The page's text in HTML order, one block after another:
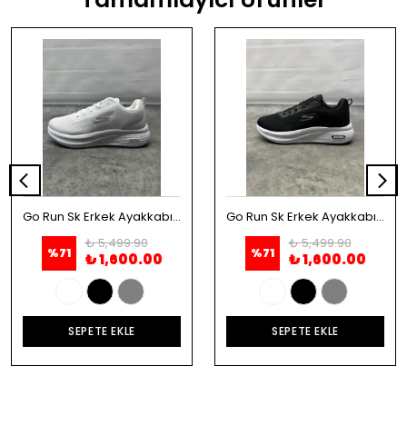
Go Run Sk Erkek Ayakkabı - Beyaz
%71
₺ 5,499.90
₺ 1,600.00
SEPETE EKLE
Go Run Sk Erkek Ayakkabı - Siyah
%71
₺ 5,499.90
₺ 1,600.00
SEPETE EKLE